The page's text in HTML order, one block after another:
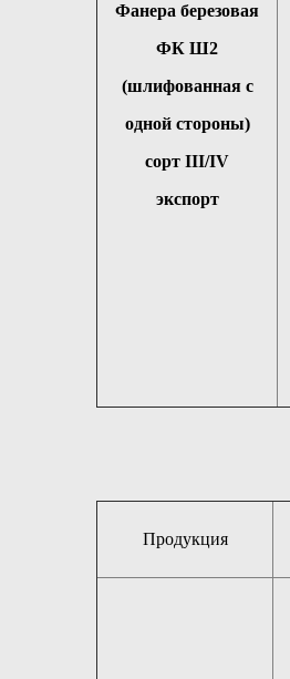
Фанера березовая
ФК Ш2
(шлифованная с
одной стороны)
сорт III/IV
экспорт
Продукция